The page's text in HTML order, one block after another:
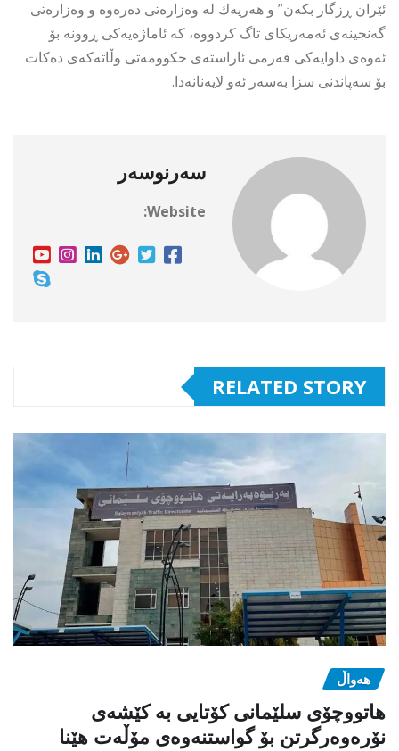
ئێران ڕزگار بكەن” و هەریەك لە وەزارەتی دەرەوە و وەزارەتی
گەنجینەی ئەمەریكای تاگ كردووە، كە ئاماژەیەكی ڕوونە بۆ
ئەوەی داوایەكی فەرمی ئاراستەی حكوومەتی وڵاتەكەی دەكات
بۆ سەپاندنی سزا بەسەر ئەو لایەنانەدا.
سەرنوسەر
Website:
RELATED STORY
هەواڵ
هاتووچۆی سلێمانی کۆتایی بە کێشەی
نۆرەوەرگرتن بۆ گواستنەوەی مۆڵەت هێنا